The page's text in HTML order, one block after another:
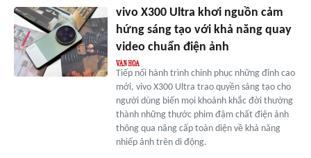
vivo X300 Ultra khơi nguồn cảm
hứng sáng tạo với khả năng quay
video chuẩn điện ảnh
Tiếp nối hành trình chinh phục những đỉnh cao
mới, vivo X300 Ultra trao quyền sáng tạo cho
người dùng biến mọi khoảnh khắc đời thường
thành những thước phim đậm chất điện ảnh
thông qua nâng cấp toàn diện về khả năng
nhiếp ảnh trên di động.